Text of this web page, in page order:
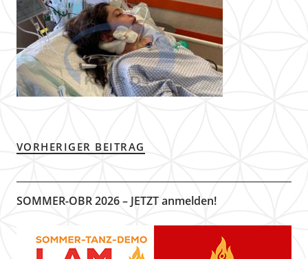
VORHERIGER BEITRAG
SOMMER-OBR 2026 – JETZT anmelden!